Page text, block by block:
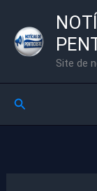
para
Site de
Pesquisar